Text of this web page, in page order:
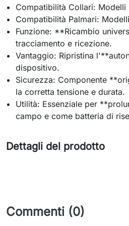
Compatibilità Collari:
Compatibilità Palmari:
Funzione: **Ricambio
tracciamento e ricezione.
Vantaggio: Ripristina
dispositivo.
Sicurezza: Componente
la corretta tensione e durata.
Utilità: Essenziale per
campo e come batteria di
Dettagli del prodotto
Commenti (0)